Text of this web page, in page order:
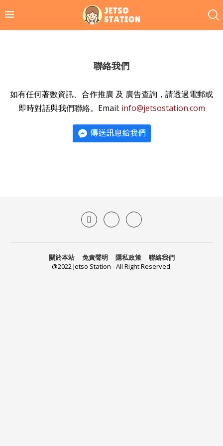
聯絡我們
如有任何著數資訊、合作推廣 及 廣告查詢，請透過電郵或
即時對話與我們聯絡。Email: info@jetsostation.com
關於本站 免責聲明 隱私政策
聯絡我們
@2022 Jetso Station - All Right Reserved.